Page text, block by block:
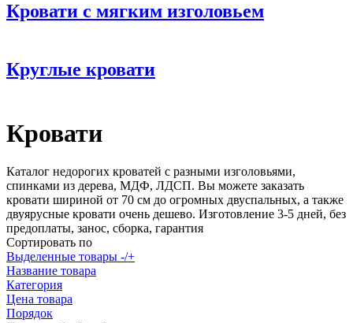
Кровати с мягким изголовьем
Круглые кровати
Кровати
Каталог недорогих кроватей с разными изголовьями,
спинками из дерева, МДФ, ЛДСП. Вы можете заказать
кровати шириной от 70 см до огромных двуспальных, а также
двуярусные кровати очень дешево. Изготовление 3-5 дней, без
предоплаты, занос, сборка, гарантия
Сортировать по
Выделенные товары -/+
Название товара
Категория
Цена товара
Порядок